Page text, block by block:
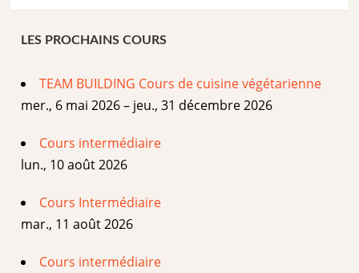
LES PROCHAINS COURS
TEAM BUILDING Cours de cuisine végétarienne
mer., 6 mai 2026 – jeu., 31 décembre 2026
Cours intermédiaire
lun., 10 août 2026
Cours Intermédiaire
mar., 11 août 2026
Cours intermédiaire